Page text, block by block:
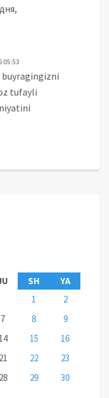
05:53
tufayli
SH
YA
1
2
7 8
9
14 15
16
21 22
23
28 29
30